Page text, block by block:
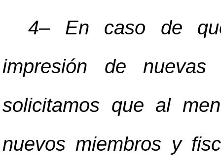
4–En caso de
impresión de
solicitamos que al
nuevos miembros y